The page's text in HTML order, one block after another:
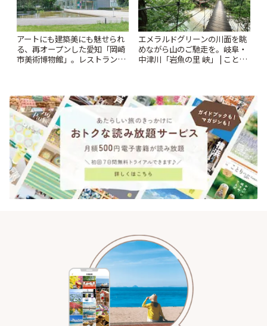
アートにも建築美にも魅せられ
る、再オープンした愛知「岡崎
市美術博物館」。レストランや
エメラルドグリーンの川面を眺
めながら山のご馳走を。岐阜・
中津川「岩魚の里 峡」 | ことり